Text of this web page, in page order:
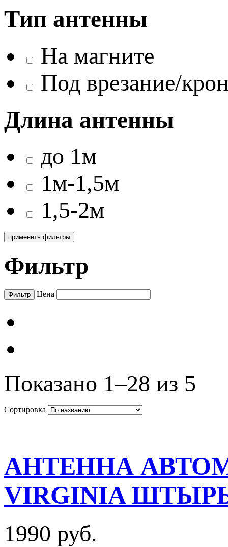
Тип антенны
На магните
Под врезание/
Длина антенны
до 1м
1м-1,5м
1,5-2м
Фильтр
Цена
Показано 1–28 из 5
Сортировка
АНТЕННА
VIRGINIA
1990 руб.